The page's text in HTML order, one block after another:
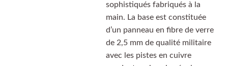
sophistiqués fabriqués à la
main. La base est constituée
d’un panneau en fibre de verre
de 2,5 mm de qualité militaire
avec les pistes en cuivre